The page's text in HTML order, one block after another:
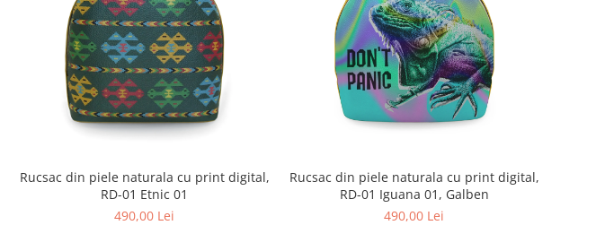
Rucsac din piele naturala cu print digital,
RD-01 Etnic 01
490,00 Lei
Rucsac din piele naturala cu print digital,
RD-01 Iguana 01, Galben
490,00 Lei